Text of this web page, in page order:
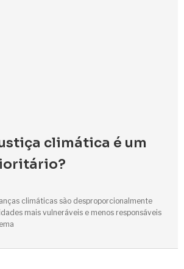
climática é um
climáticas são desproporcionalmente
mais vulneráveis e menos responsáveis